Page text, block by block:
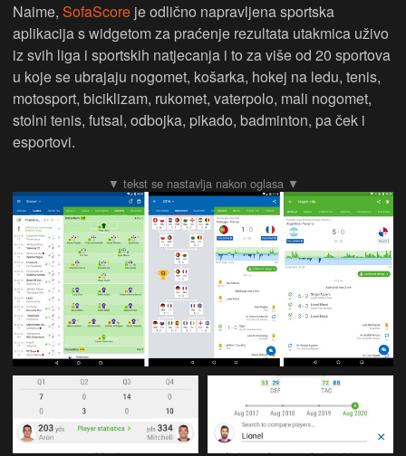
Naime, SofaScore je odlično napravljena sportska
aplikacija s widgetom za praćenje rezultata utakmica uživo
iz svih liga i sportskih natjecanja i to za više od 20 sportova
u koje se ubrajaju nogomet, košarka, hokej na ledu, tenis,
motosport, biciklizam, rukomet, vaterpolo, mali nogomet,
stolni tenis, futsal, odbojka, pikado, badminton, pa ček i
esportovi.